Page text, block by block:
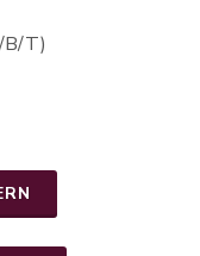
B/T)